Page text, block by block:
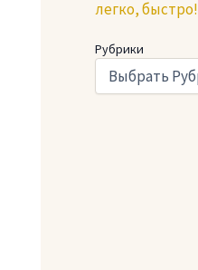
легко, быстро!
Рубрики